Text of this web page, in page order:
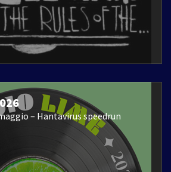
– Hantavirus speedrun